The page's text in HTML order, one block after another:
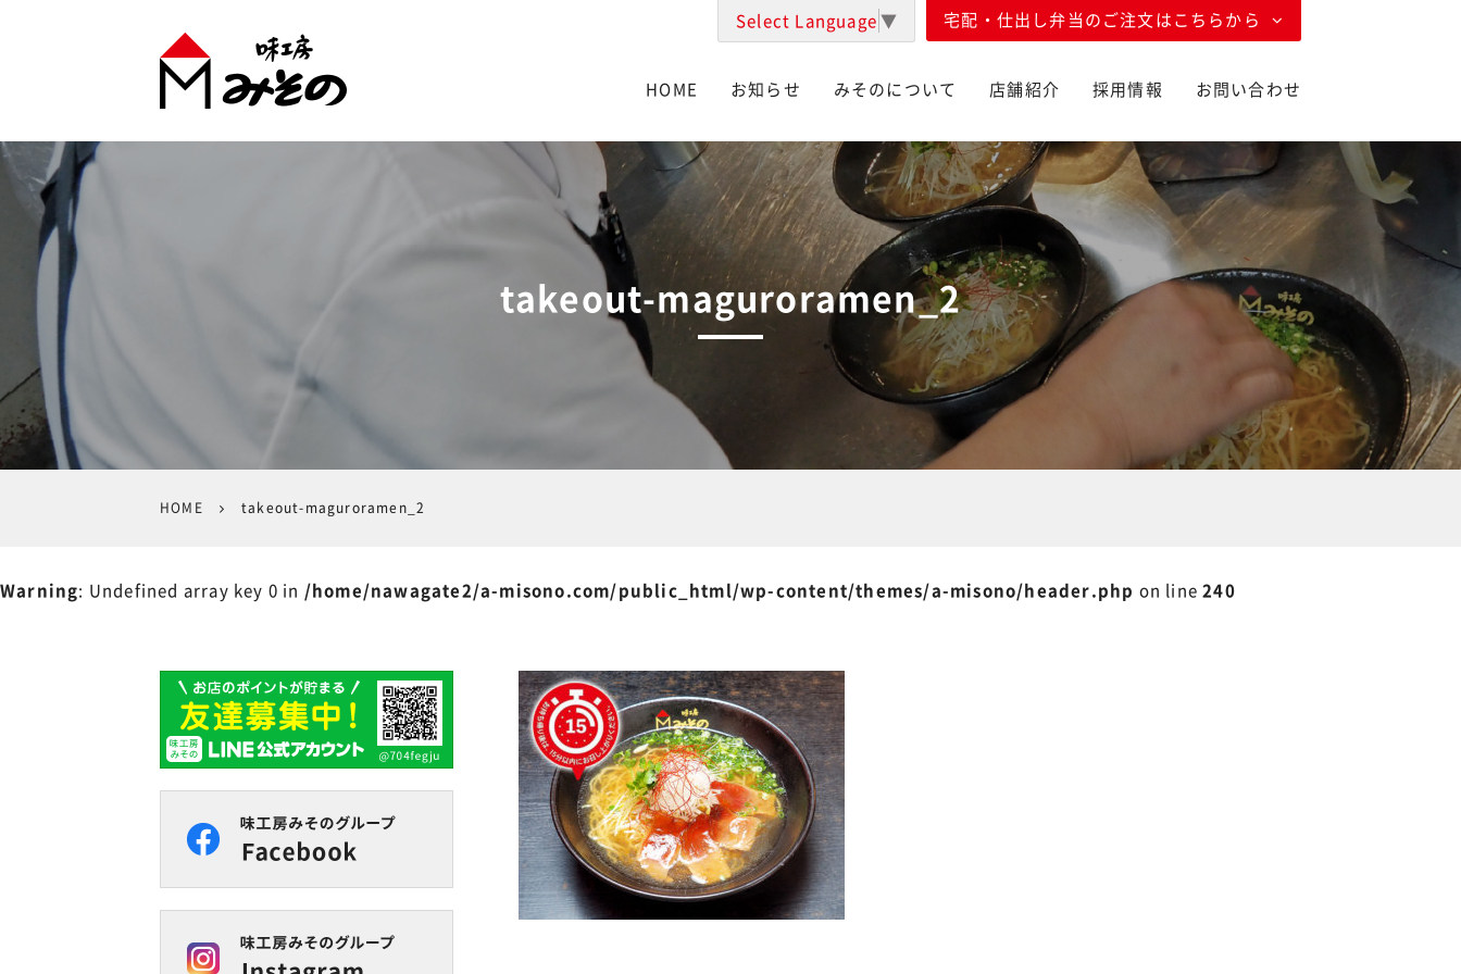
Select Language▼ 宅配・仕出し弁当のご注文はこちらから
HOME お知らせ みそのについて 店舗紹介 採用情報 お問い合わせ
takeout-maguroramen_2
HOME takeout-maguroramen_2
Warning: Undefined array key 0 in /home/nawagate2/a-misono.com/public_html/wp-content/themes/a-misono/header.php on line240